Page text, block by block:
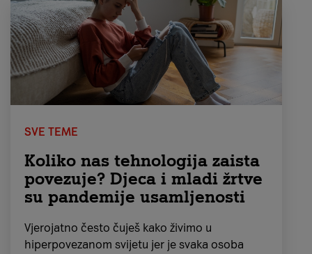
SVE TEME
Koliko nas tehnologija zaista
povezuje? Djeca i mladi žrtve
su pandemije usamljenosti
Vjerojatno često čuješ kako živimo u
hiperpovezanom svijetu jer je svaka osoba